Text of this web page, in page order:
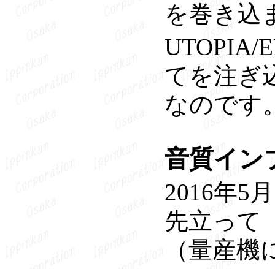
を巻き込
UTOPIA/
てを注ぎ
なのです
音質イン
2016年5
先立って
（量産